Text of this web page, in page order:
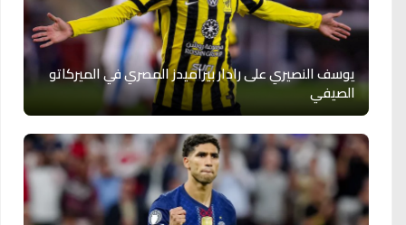
يوسف النصيري على رادار بيراميدز المصري في الميركاتو
الصيفي